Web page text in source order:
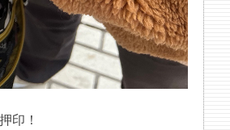
印！